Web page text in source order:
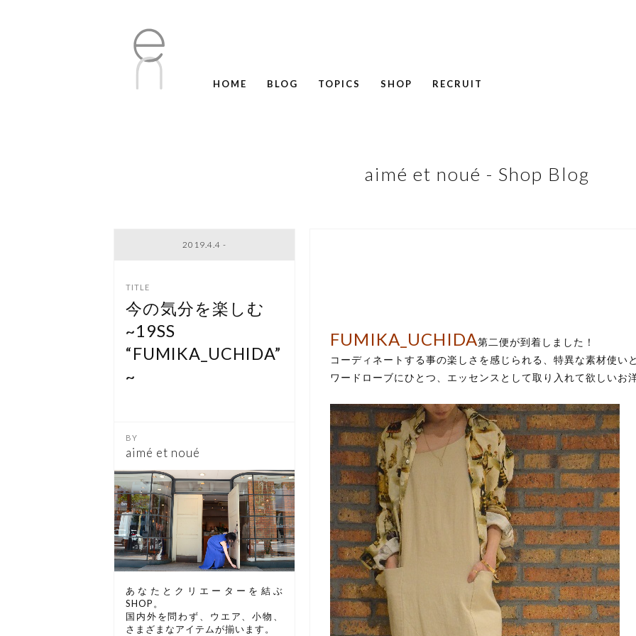
HOME BLOG
TOPICS
SHOP RECRUIT
aimé et noué - Shop Blog
2019.4.4 -
今の気分を楽しむ
~19SS
“FUMIKA_UCHIDA”
~
FUMIKA_UCHIDA第二便が到着しました！
コーディネートする事の楽しさを感じられる、特異な素材使い
ワードローブにひとつ、エッセンスとして取り入れて欲しいお
aimé et noué
あなたとクリエーターを結ぶ
SHOP。
国内外を問わず、ウエア、小物、
さまざまなアイテムが揃います。